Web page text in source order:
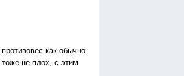
как обычно
тоже не плох, с этим